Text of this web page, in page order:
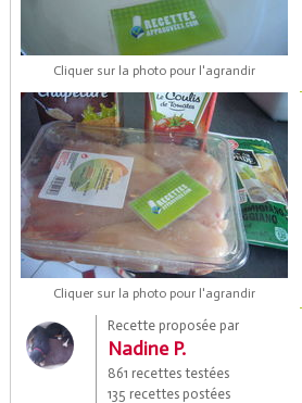
Cliquer sur la photo pour l'agrandir
Cliquer sur la photo pour l'agrandir
Recette proposée par
Nadine P.
861 recettes testées
135 recettes postées